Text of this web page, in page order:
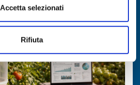
Accetta selezionati
Rifiuta